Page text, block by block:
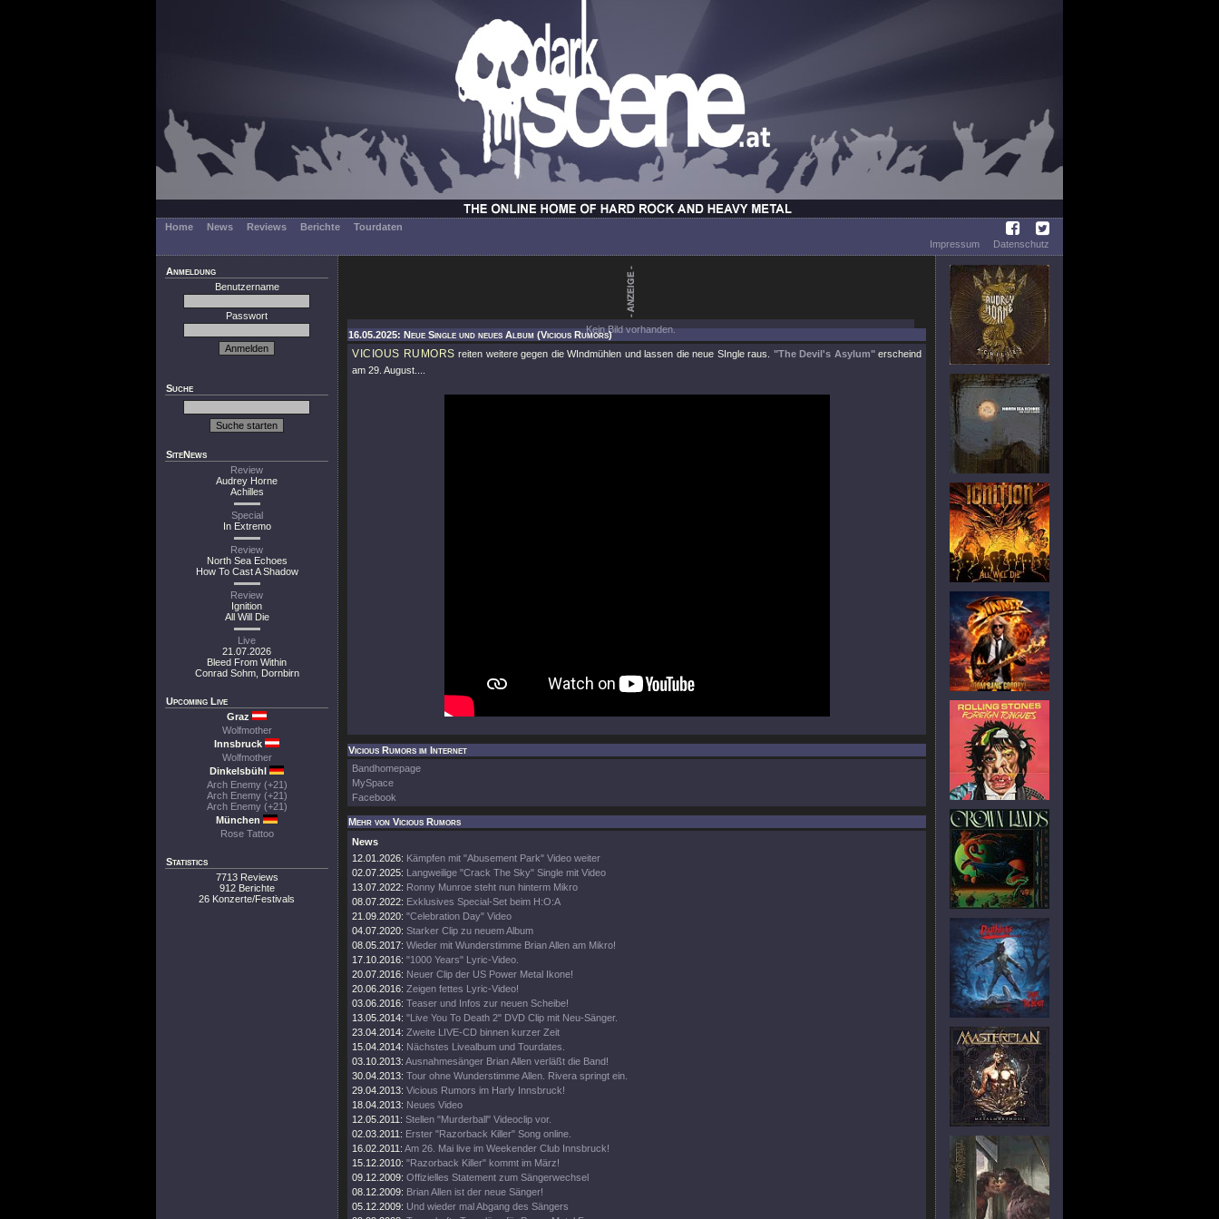
Home News Reviews Berichte
Tourdaten
Impressum
Datenschutz
Anmeldung
Benutzername
Passwort
Suche
SiteNews
Review
Audrey Horne
Achilles
Special
In Extremo
Review
North Sea Echoes
How To Cast A Shadow
Review
Ignition
All Will Die
Live
21.07.2026
Bleed From Within
Conrad Sohm, Dornbirn
Upcoming Live
Graz
Wolfmother
Innsbruck
Wolfmother
Dinkelsbühl
Arch Enemy (+21)
Arch Enemy (+21)
Arch Enemy (+21)
München
Rose Tattoo
Statistics
7713 Reviews
912 Berichte
26 Konzerte/Festivals
Kein Bild vorhanden.
16.05.2025: Neue Single und neues Album (Vicious Rumors)
VICIOUS RUMORS reiten weitere gegen die WIndmühlen und lassen die neue SIngle raus. "The Devil's Asylum"erscheind
am 29. August....
Vicious Rumors im Internet
Bandhomepage
MySpace
Facebook
Mehr von Vicious Rumors
News
12.01.2026: Kämpfen mit "Abusement Park" Video weiter
02.07.2025: Langweilige "Crack The Sky" Single mit Video
13.07.2022: Ronny Munroe steht nun hinterm Mikro
08.07.2022: Exklusives Special-Set beim H:O:A
21.09.2020: "Celebration Day" Video
04.07.2020: Starker Clip zu neuem Album
08.05.2017: Wieder mit Wunderstimme Brian Allen am Mikro!
17.10.2016: "1000 Years" Lyric-Video.
20.07.2016: Neuer Clip der US Power Metal Ikone!
20.06.2016: Zeigen fettes Lyric-Video!
03.06.2016: Teaser und Infos zur neuen Scheibe!
13.05.2014: "Live You To Death 2" DVD Clip mit Neu-Sänger.
23.04.2014: Zweite LIVE-CD binnen kurzer Zeit
15.04.2014: Nächstes Livealbum und Tourdates.
03.10.2013: Ausnahmesänger Brian Allen verläßt die Band!
30.04.2013: Tour ohne Wunderstimme Allen. Rivera springt ein.
29.04.2013: Vicious Rumors im Harly Innsbruck!
18.04.2013: Neues Video
12.05.2011: Stellen "Murderball" Videoclip vor.
02.03.2011: Erster "Razorback Killer" Song online.
16.02.2011: Am 26. Mai live im Weekender Club Innsbruck!
15.12.2010: "Razorback Killer" kommt im März!
09.12.2009: Offizielles Statement zum Sängerwechsel
08.12.2009: Brian Allen ist der neue Sänger!
05.12.2009: Und wieder mal Abgang des Sängers